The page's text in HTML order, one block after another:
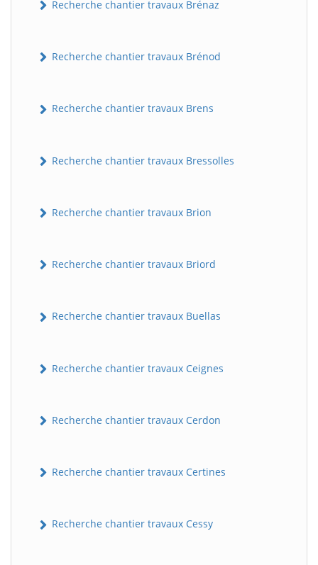
Recherche chantier travaux Brénaz
Recherche chantier travaux Brénod
Recherche chantier travaux Brens
Recherche chantier travaux Bressolles
Recherche chantier travaux Brion
Recherche chantier travaux Briord
Recherche chantier travaux Buellas
Recherche chantier travaux Ceignes
Recherche chantier travaux Cerdon
Recherche chantier travaux Certines
Recherche chantier travaux Cessy